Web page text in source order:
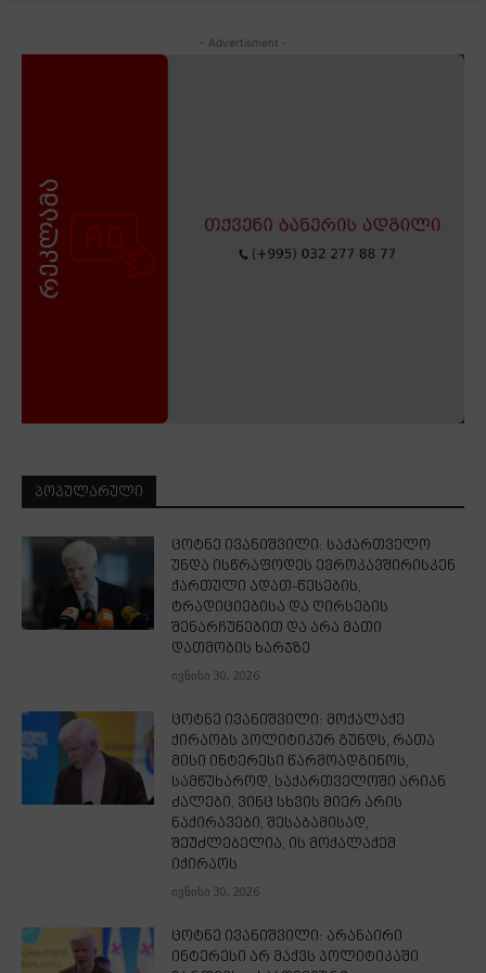
- Advertisment -
ᲞᲝᲞᲣᲚᲐᲠᲣᲚᲘ
ცოტნე ივანიშვილი: საქართველო
უნდა ისწრაფოდეს ევროკავშირისკენ
ქართული ადათ-წესების,
ტრადიციებისა და ღირსების
შენარჩუნებით და არა მათი
დათმობის ხარჯზე
ივნისი 30, 2026
ცოტნე ივანიშვილი: მოქალაქე
ქირაობს პოლიტიკურ გუნდს, რათა
მისი ინტერესი წარმოადგინოს,
სამწუხაროდ, საქართველოში არიან
ძალები, ვინც სხვის მიერ არის
ნაქირავები, შესაბამისად,
შეუძლებელია, ის მოქალაქემ
იქირაოს
ივნისი 30, 2026
ცოტნე ივანიშვილი: არანაირი
ინტერესი არ მაქვს პოლიტიკაში